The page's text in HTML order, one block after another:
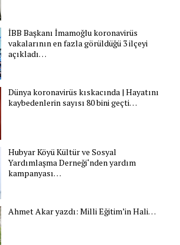
İBB Başkanı İmamoğlu koronavirüs
vakalarının en fazla görüldüğü 3 ilçeyi
açıkladı…
Dünya koronavirüs kıskacında | Hayatını
kaybedenlerin sayısı 80 bini geçti…
Hubyar Köyü Kültür ve Sosyal
Yardımlaşma Derneği‘nden yardım
kampanyası…
Ahmet Akar yazdı: Milli Eğitim’in Hali…